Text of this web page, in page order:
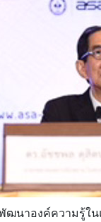
นาองค์ความรู้ใน